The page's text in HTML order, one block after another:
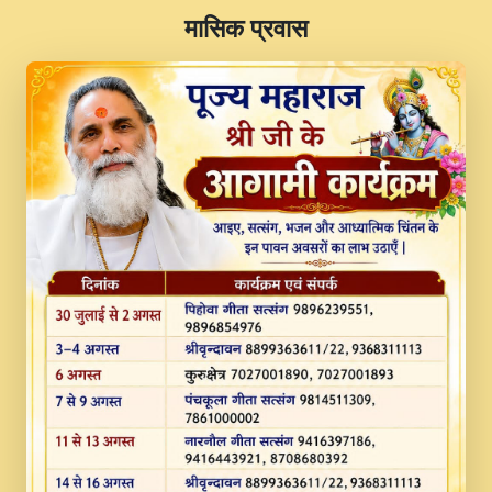
JINU SATGURU AAP BULAVE by Rasik
Pawan ji 20-11-19 Sankirtan At VEER JI
PRABHU KUTEER CHANNEL.mp3
Kina Sohna Tera Bhawan Sajaya Mata
Vaishno Devi Aarti Mata Rani Bhajan By
Lakhwinder Wadali Ji.mp3
MERE MANN VICH KANTH KALER
NEW PUNAJBI DEVOTIONAL SONG 2017
FULL VIDEO HD.mp3
Na To Roop Hai Bindu Ji Maharaj Pad - A
Divine Bhajan by Shri Indresh Ji
#BhaktiPath.mp3
Radha Rani Ki Kirpa Best Devotional
Song By Chitra Vichitra.mp3
​मासिक प्रवास